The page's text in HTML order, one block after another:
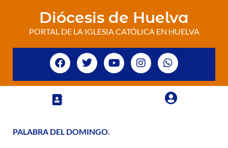
Diócesis de Huelva
PORTAL DE LA IGLESIA CATÓLICA EN HUELVA
PALABRA DEL DOMINGO.